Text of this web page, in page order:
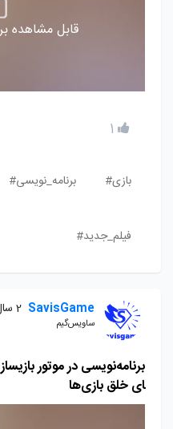
قابل مشاهده
1
بازی# برنامه_نویسی#
فیلم_جدید#
SavisGame 2 سال پیش
ساویس‌گیم
برنامه‌نویسی در موتور
ای خلق بازی‌ها